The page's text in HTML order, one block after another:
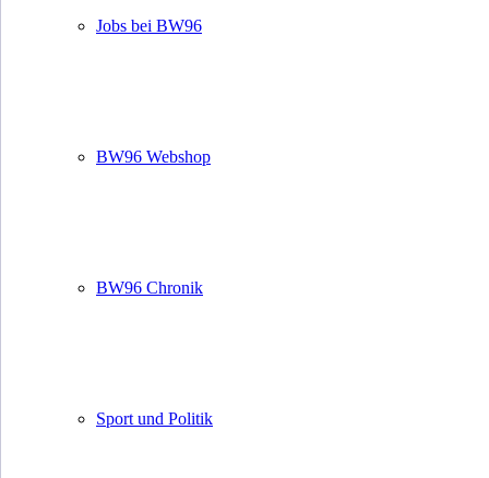
Jobs bei BW96
BW96 Webshop
BW96 Chronik
Sport und Politik